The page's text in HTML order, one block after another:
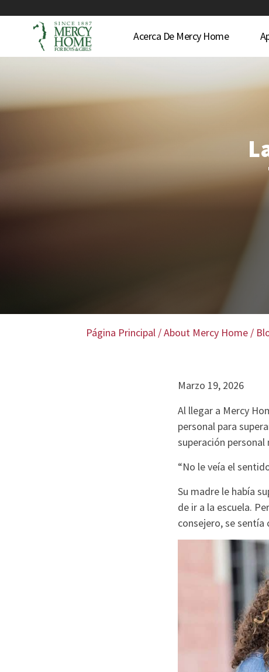
Acerca De Mercy Home
Página Principal /About Mercy Home /
Marzo 19, 2026
Al llegar a Mercy
personal para
superación
“No le veía el
Su madre le había
de ir a la escuela.
consejero, se sentía